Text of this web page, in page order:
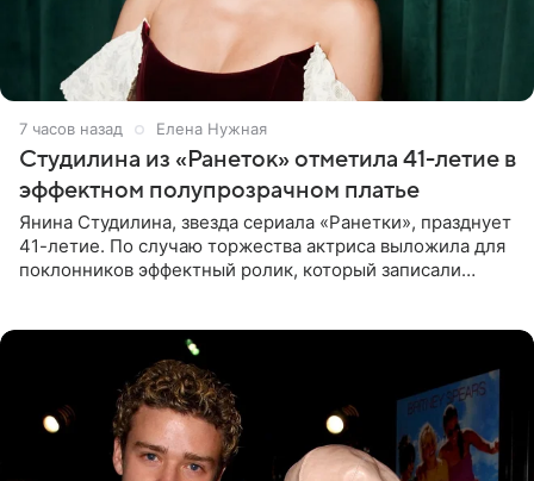
7 часов назад Елена Нужная
Студилина из «Ранеток» отметила 41-летие в
эффектном полупрозрачном платье
Янина Студилина, звезда сериала «Ранетки», празднует
41-летие. По случаю торжества актриса выложила для
поклонников эффектный ролик, который записали